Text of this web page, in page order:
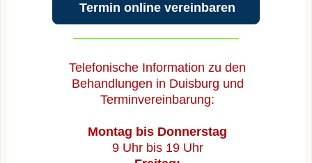
Termin online vereinbaren
Telefonische Information zu den
Behandlungen in Duisburg und
Terminvereinbarung:
Montag bis Donnerstag
9 Uhr bis 19 Uhr